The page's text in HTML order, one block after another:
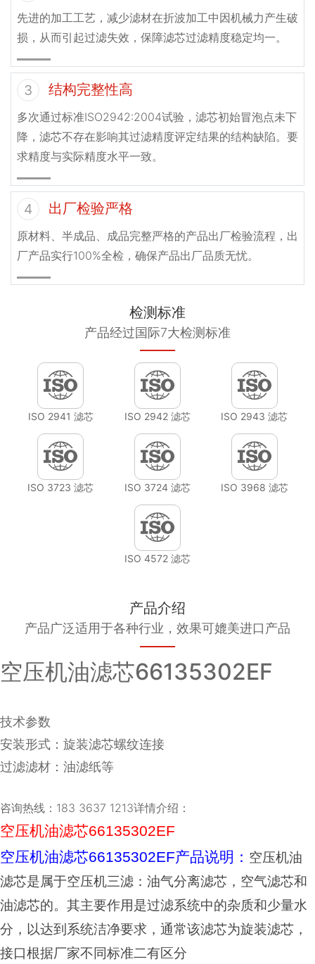
先进的加工工艺，减少滤材在折波加工中因机械力产生破
损，从而引起过滤失效，保障滤芯过滤精度稳定均一。
3 结构完整性高
多次通过标准ISO2942:2004试验，滤芯初始冒泡点未下
降，滤芯不存在影响其过滤精度评定结果的结构缺陷。要
求精度与实际精度水平一致。
4 出厂检验严格
原材料、半成品、成品完整严格的产品出厂检验流程，出
厂产品实行100%全检，确保产品出厂品质无忧。
检测标准
产品经过国际7大检测标准
ISO 2941 滤芯 ISO 2942 滤芯 ISO 2943 滤芯
ISO 3723 滤芯 ISO 3724 滤芯 ISO 3968 滤芯
ISO 4572 滤芯
产品介绍
产品广泛适用于各种行业，效果可媲美进口产品
空压机油滤芯66135302EF
技术参数
安装形式：旋装滤芯螺纹连接
过滤滤材：油滤纸等
咨询热线：183 3637 1213详情介绍：
空压机油滤芯66135302EF
空压机油滤芯66135302EF产品说明： 空压机油
滤芯是属于空压机三滤：油气分离滤芯，空气滤芯和
油滤芯的。其主要作用是过滤系统中的杂质和少量水
分，以达到系统洁净要求，通常该滤芯为旋装滤芯，
接口根据厂家不同标准二有区分